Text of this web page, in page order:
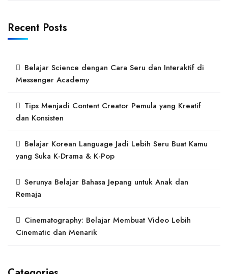
Recent Posts
Belajar Science dengan Cara Seru dan Interaktif di
Messenger Academy
Tips Menjadi Content Creator Pemula yang Kreatif
dan Konsisten
Belajar Korean Language Jadi Lebih Seru Buat Kamu
yang Suka K-Drama & K-Pop
Serunya Belajar Bahasa Jepang untuk Anak dan
Remaja
Cinematography: Belajar Membuat Video Lebih
Cinematic dan Menarik